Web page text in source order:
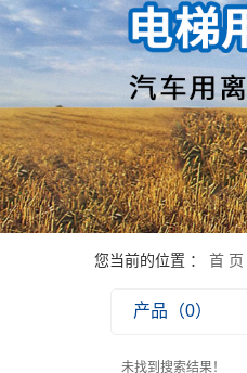
您当前的位置 ： 首 页
产品（0）
未找到搜索结果！